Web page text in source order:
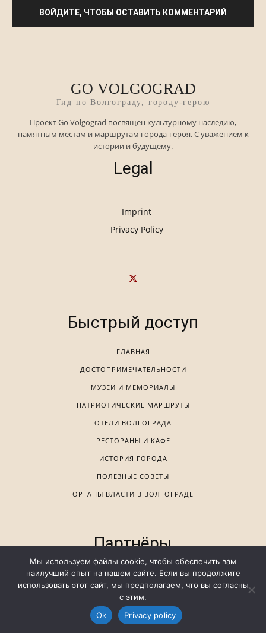
GO VOLGOGRAD
Гид по Волгограду, городу-герою
Проект Go Volgograd посвящён культурному наследию,
памятным местам и маршрутам города-героя. С уважением к
истории и будущему.
Legal
Imprint
Privacy Policy
Быстрый доступ
ГЛАВНАЯ
ДОСТОПРИМЕЧАТЕЛЬНОСТИ
МУЗЕИ И МЕМОРИАЛЫ
ПАТРИОТИЧЕСКИЕ МАРШРУТЫ
ОТЕЛИ ВОЛГОГРАДА
РЕСТОРАНЫ И КАФЕ
ИСТОРИЯ ГОРОДА
ПОЛЕЗНЫЕ СОВЕТЫ
ОРГАНЫ ВЛАСТИ В ВОЛГОГРАДЕ
Партнёры
Russia Vibes
Türkiye World
Мы используем файлы cookie, чтобы обеспечить вам
наилучший опыт на нашем сайте. Если вы продолжите
использовать этот сайт, мы предполагаем, что вы согласны
с этим.
Ok
Privacy policy